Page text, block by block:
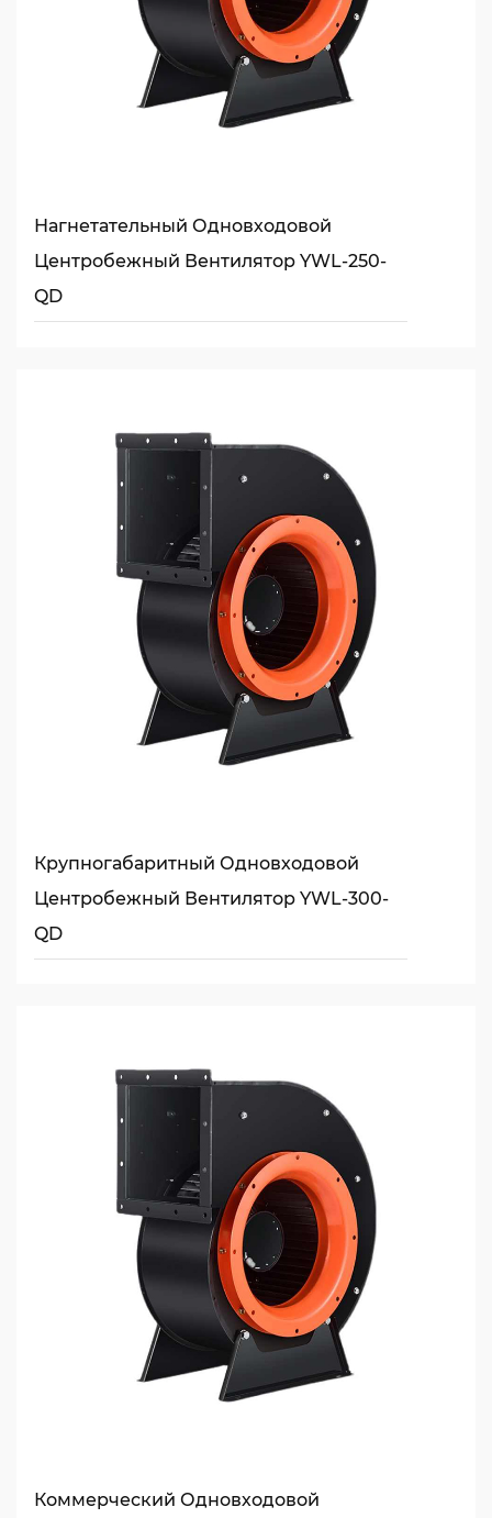
Нагнетательный Одновходовой
Центробежный Вентилятор YWL-250-
QD
Крупногабаритный Одновходовой
Центробежный Вентилятор YWL-300-
QD
Коммерческий Одновходовой